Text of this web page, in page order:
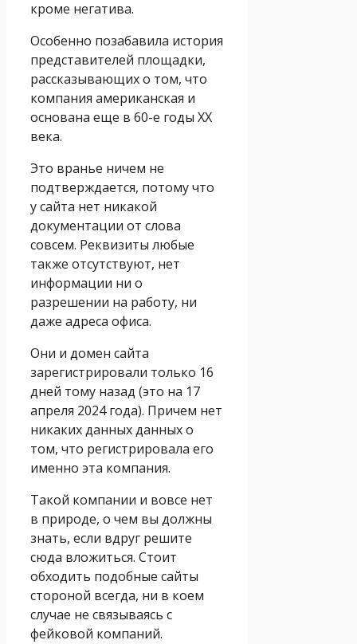
кроме негатива.
Особенно позабавила история
представителей площадки,
рассказывающих о том, что
компания американская и
основана еще в 60-е годы XX
века.
Это вранье ничем не
подтверждается, потому что
у сайта нет никакой
документации от слова
совсем. Реквизиты любые
также отсутствуют, нет
информации ни о
разрешении на работу, ни
даже адреса офиса.
Они и домен сайта
зарегистрировали только 16
дней тому назад (это на 17
апреля 2024 года). Причем нет
никаких данных данных о
том, что регистрировала его
именно эта компания.
Такой компании и вовсе нет
в природе, о чем вы должны
знать, если вдруг решите
сюда вложиться. Стоит
обходить подобные сайты
стороной всегда, ни в коем
случае не связываясь с
фейковой компаний.